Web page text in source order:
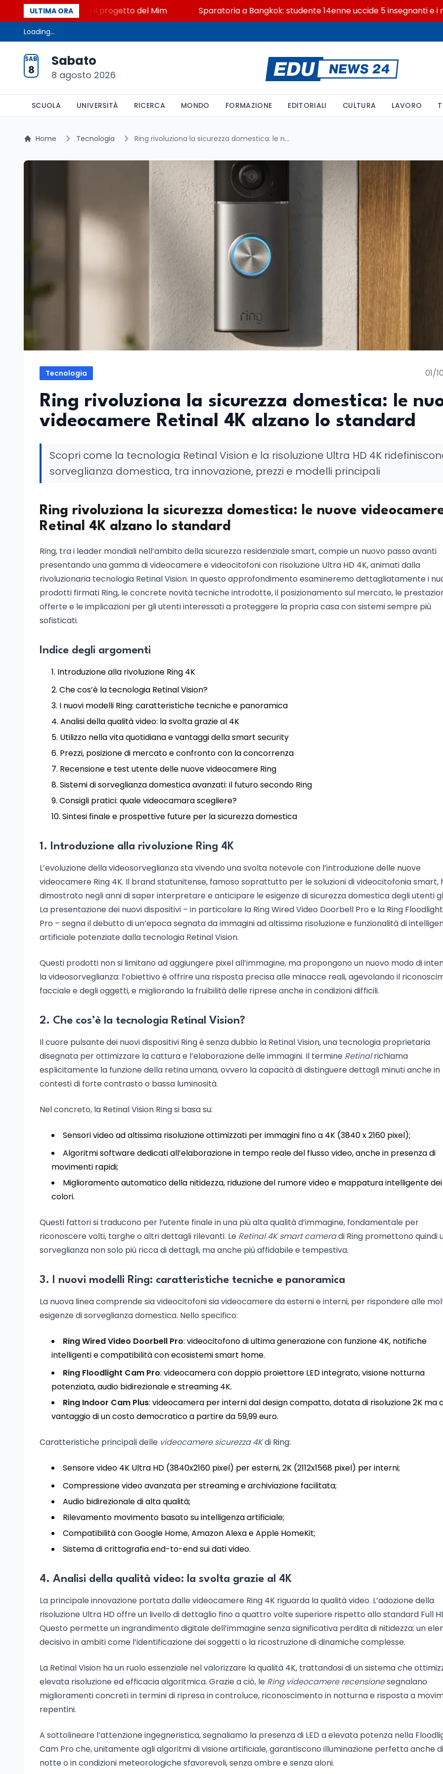
ULTIMA ORA
a Lerici con il progetto del Mim Sparatoria a Bangkok: studente 14enne uccide 5 insegnanti e i nonni
Loading...
SAB
8
Sabato
8 agosto 2026
SCUOLA UNIVERSITÀ RICERCA MONDO FORMAZIONE EDITORIALI CULTURA LAVORO
Home Tecnologia Ring rivoluziona la sicurezza domestica: le nuove videocamere Retinal 4K alzano lo standard
Tecnologia 01/
Ring rivoluziona la sicurezza domestica: le
videocamere Retinal 4K alzano lo standard
Scopri come la tecnologia Retinal Vision e la risoluzione Ultra HD 4K
sorveglianza domestica, tra innovazione, prezzi e modelli principali
Ring rivoluziona la sicurezza domestica: le nuove
Retinal 4K alzano lo standard
Ring, tra i leader mondiali nell’ambito della sicurezza residenziale smart, compie un nuovo passo avanti
presentando una gamma di videocamere e videocitofoni con risoluzione Ultra HD 4K, animati dalla
rivoluzionaria tecnologia Retinal Vision. In questo approfondimento esamineremo dettagliatamente i
prodotti firmati Ring, le concrete novità tecniche introdotte, il posizionamento sul mercato, le
offerte e le implicazioni per gli utenti interessati a proteggere la propria casa con sistemi sempre più
sofisticati.
Indice degli argomenti
Introduzione alla rivoluzione Ring 4K
Che cos’è la tecnologia Retinal Vision?
I nuovi modelli Ring: caratteristiche tecniche e panoramica
Analisi della qualità video: la svolta grazie al 4K
Utilizzo nella vita quotidiana e vantaggi della smart security
Prezzi, posizione di mercato e confronto con la concorrenza
Recensione e test utente delle nuove videocamere Ring
Sistemi di sorveglianza domestica avanzati: il futuro secondo Ring
Consigli pratici: quale videocamara scegliere?
Sintesi finale e prospettive future per la sicurezza domestica
1. Introduzione alla rivoluzione Ring 4K
L’evoluzione della videosorveglianza sta vivendo una svolta notevole con l’introduzione delle nuove
videocamere Ring 4K. Il brand statunitense, famoso soprattutto per le soluzioni di videocitofonia smart,
dimostrato negli anni di saper interpretare e anticipare le esigenze di sicurezza domestica degli utenti
La presentazione dei nuovi dispositivi – in particolare la Ring Wired Video Doorbell Pro e la Ring
Pro – segna il debutto di un’epoca segnata da immagini ad altissima risoluzione e funzionalità di
artificiale potenziate dalla tecnologia Retinal Vision.
Questi prodotti non si limitano ad aggiungere pixel all’immagine, ma propongono un nuovo modo di
la videosorveglianza: l’obiettivo è offrire una risposta precisa alle minacce reali, agevolando il
facciale e degli oggetti, e migliorando la fruibilità delle riprese anche in condizioni difficili.
2. Che cos’è la tecnologia Retinal Vision?
Il cuore pulsante dei nuovi dispositivi Ring è senza dubbio la Retinal Vision, una tecnologia proprietaria
disegnata per ottimizzare la cattura e l’elaborazione delle immagini. Il termine Retinalrichiama
esplicitamente la funzione della retina umana, ovvero la capacità di distinguere dettagli minuti anche in
contesti di forte contrasto o bassa luminosità.
Nel concreto, la Retinal Vision Ring si basa su:
Sensori video ad altissima risoluzione ottimizzati per immagini fino a 4K (3840 x 2160 pixel);
Algoritmi software dedicati all’elaborazione in tempo reale del flusso video, anche in presenza di
movimenti rapidi;
Miglioramento automatico della nitidezza, riduzione del rumore video e mappatura intelligente dei
colori.
Questi fattori si traducono per l’utente finale in una più alta qualità d’immagine, fondamentale per
riconoscere volti, targhe o altri dettagli rilevanti. Le Retinal 4K smart cameradi Ring promettono quindi
sorveglianza non solo più ricca di dettagli, ma anche più affidabile e tempestiva.
3. I nuovi modelli Ring: caratteristiche tecniche e panoramica
La nuova linea comprende sia videocitofoni sia videocamere da esterni e interni, per rispondere alle
esigenze di sorveglianza domestica. Nello specifico:
Ring Wired Video Doorbell Pro: videocitofono di ultima generazione con funzione 4K, notifiche
intelligenti e compatibilità con ecosistemi smart home.
Ring Floodlight Cam Pro: videocamera con doppio proiettore LED integrato, visione notturna
potenziata, audio bidirezionale e streaming 4K.
Ring Indoor Cam Plus: videocamera per interni dal design compatto, dotata di risoluzione 2K ma
vantaggio di un costo democratico a partire da 59,99 euro.
Caratteristiche principali delle videocamere sicurezza 4Kdi Ring:
Sensore video 4K Ultra HD (3840x2160 pixel) per esterni, 2K (2112x1568 pixel) per interni;
Compressione video avanzata per streaming e archiviazione facilitata;
Audio bidirezionale di alta qualità;
Rilevamento movimento basato su intelligenza artificiale;
Compatibilità con Google Home, Amazon Alexa e Apple HomeKit;
Sistema di crittografia end-to-end sui dati video.
4. Analisi della qualità video: la svolta grazie al 4K
La principale innovazione portata dalle videocamere Ring 4K riguarda la qualità video. L’adozione della
risoluzione Ultra HD offre un livello di dettaglio fino a quattro volte superiore rispetto allo standard Full
Questo permette un ingrandimento digitale dell’immagine senza significativa perdita di nitidezza: un
decisivo in ambiti come l’identificazione dei soggetti o la ricostruzione di dinamiche complesse.
La Retinal Vision ha un ruolo essenziale nel valorizzare la qualità 4K, trattandosi di un sistema che
elevata risoluzione ed efficacia algoritmica. Grazie a ciò, le Ring videocamere recensionesegnalano
miglioramenti concreti in termini di ripresa in controluce, riconoscimento in notturna e risposta a
repentini.
A sottolineare l’attenzione ingegneristica, segnaliamo la presenza di LED a elevata potenza nella
Cam Pro che, unitamente agli algoritmi di visione artificiale, garantiscono illuminazione perfetta anche di
notte o in condizioni meteorologiche sfavorevoli, senza ombre e senza aloni.